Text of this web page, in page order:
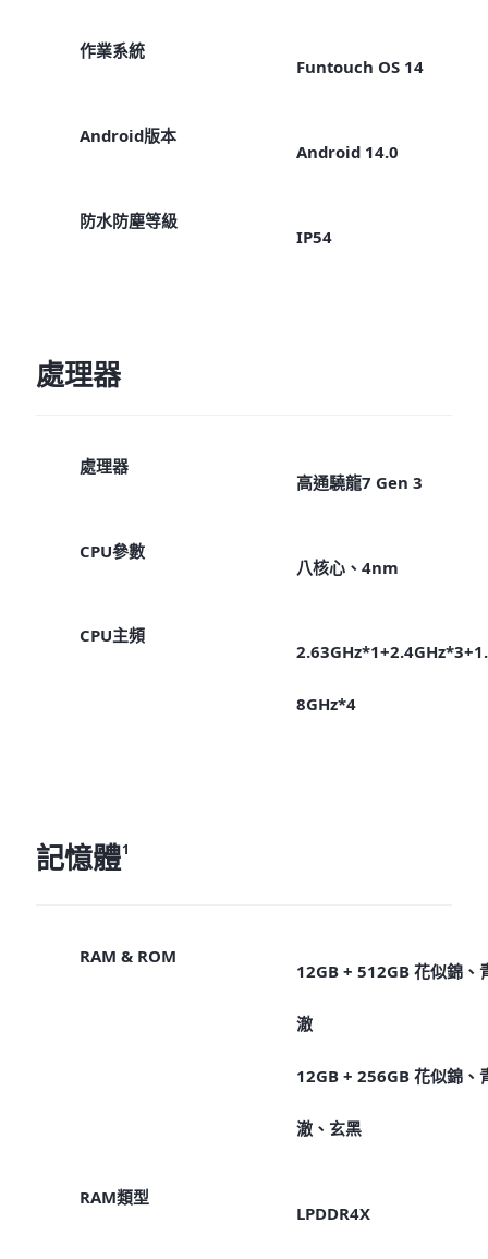
作業系統
Funtouch OS 14
Android版本
Android 14.0
防水防塵等級
IP54
處理器
處理器
高通驍龍7 Gen 3
CPU參數
八核心、4nm
CPU主頻
2.63GHz*1+2.4GHz*3+1.
8GHz*4
記憶體1
RAM & ROM
12GB + 512GB 花似錦、
澈
12GB + 256GB 花似錦、
澈、玄黑
RAM類型
LPDDR4X